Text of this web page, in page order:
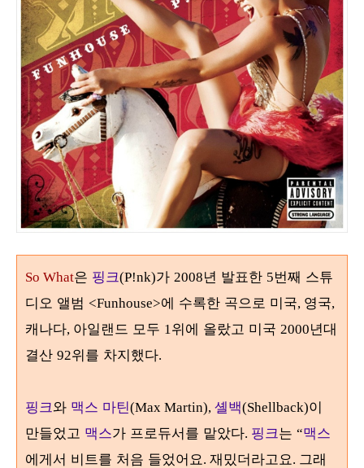
So What은 핑크(P!nk)가 2008년 발표한 5번째 스튜
디오 앨범 <Funhouse>에 수록한 곡으로 미국, 영국,
캐나다, 아일랜드 모두 1위에 올랐고 미국 2000년대
결산 92위를 차지했다.
핑크와 맥스 마틴(Max Martin), 셸백(Shellback)이
만들었고 맥스가 프로듀서를 맡았다. 핑크는 “맥스
에게서 비트를 처음 들었어요. 재밌더라고요. 그래